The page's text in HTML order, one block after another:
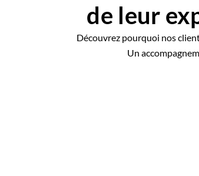
de leur
Découvrez pourquoi nos
Un